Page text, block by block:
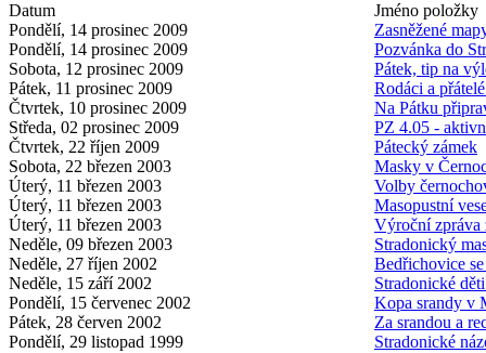
Datum
Jméno položky
Pondělí, 14 prosinec 2009
Zasněžené
Pondělí, 14 prosinec 2009
Pozvánka do
Sobota, 12 prosinec 2009
Pátek, tip na
Pátek, 11 prosinec 2009
Rodáci a
Čtvrtek, 10 prosinec 2009
Na Pátku
Středa, 02 prosinec 2009
PZ 4.05 -
Čtvrtek, 22 říjen 2009
Pátecký zámek
Sobota, 22 březen 2003
Masky v
Úterý, 11 březen 2003
Volby
Úterý, 11 březen 2003
Masopustní
Úterý, 11 březen 2003
Výroční zpráva
Neděle, 09 březen 2003
Stradonický
Neděle, 27 říjen 2002
Bedřichovice
Neděle, 15 září 2002
Stradonické
Pondělí, 15 červenec 2002
Kopa srandy v
Pátek, 28 červen 2002
Za srandou a
Pondělí, 29 listopad 1999
Stradonické